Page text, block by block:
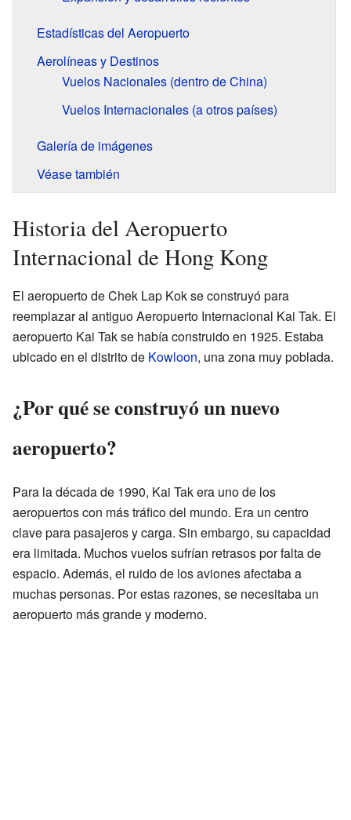
Estadísticas del Aeropuerto
Aerolíneas y Destinos
Vuelos Nacionales (dentro de China)
Vuelos Internacionales (a otros países)
Galería de imágenes
Véase también
Historia del Aeropuerto
Internacional de Hong Kong
El aeropuerto de Chek Lap Kok se construyó para
reemplazar al antiguo Aeropuerto Internacional Kai Tak. El
aeropuerto Kai Tak se había construido en 1925. Estaba
ubicado en el distrito de Kowloon, una zona muy poblada.
¿Por qué se construyó un nuevo
aeropuerto?
Para la década de 1990, Kai Tak era uno de los
aeropuertos con más tráfico del mundo. Era un centro
clave para pasajeros y carga. Sin embargo, su capacidad
era limitada. Muchos vuelos sufrían retrasos por falta de
espacio. Además, el ruido de los aviones afectaba a
muchas personas. Por estas razones, se necesitaba un
aeropuerto más grande y moderno.